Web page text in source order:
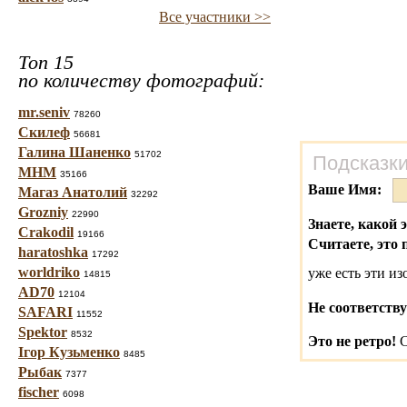
Все участники >>
Топ 15
по количеству фотографий:
mr.seniv 78260
Скилеф 56681
Галина Шаненко 51702
МНМ 35166
Магаз Анатолий 32292
Grozniy 22990
Crakodil 19166
haratoshka 17292
worldriko 14815
AD70 12104
SAFARI 11552
Spektor 8532
Ігор Кузьменко 8485
Рыбак 7377
fischer 6098
Ваше Имя:
Знаете, какой
Считаете, это
уже есть эти
Не
Это не ретро!